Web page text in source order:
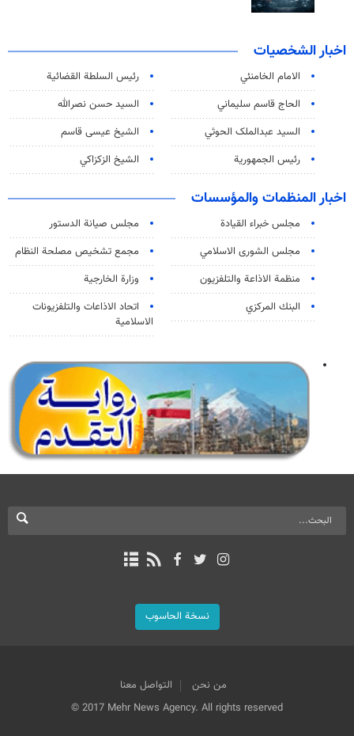
اخبار الشخصيات
الامام الخامنئي
رئیس السلطة القضائیة
الحاج قاسم سليماني
السيد حسن نصرالله
السید عبدالملک الحوثي
الشيخ عيسى قاسم
رئيس الجمهورية
الشيخ الزكزاكي
اخبار المنظمات والمؤسسات
مجلس خبراء القيادة
مجلس صيانة الدستور
مجلس الشورى الاسلامي
مجمع تشخيص مصلحة النظام
منظمة الاذاعة والتلفزیون
وزارة الخارجية
البنك المركزي
اتحاد الاذاعات والتلفزيونات
الاسلامية
نسخة الحاسوب
من نحن
التواصل معنا
© 2017 Mehr News Agency. All rights reserved